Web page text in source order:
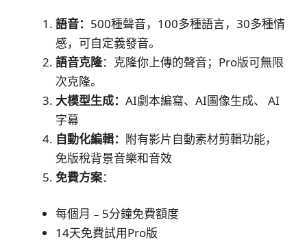
語音： 500種聲音，100多種語言，30多種情
感，可自定義發音。
語音克隆：克隆你上傳的聲音；Pro版可無限
次克隆。
大模型生成： AI劇本編寫、AI圖像生成、 AI
字幕
自動化編輯： 附有影片自動素材剪輯功能，
免版稅背景音樂和音效
免費方案：
每個月﹣5分鐘免費額度
14天免費試用Pro版